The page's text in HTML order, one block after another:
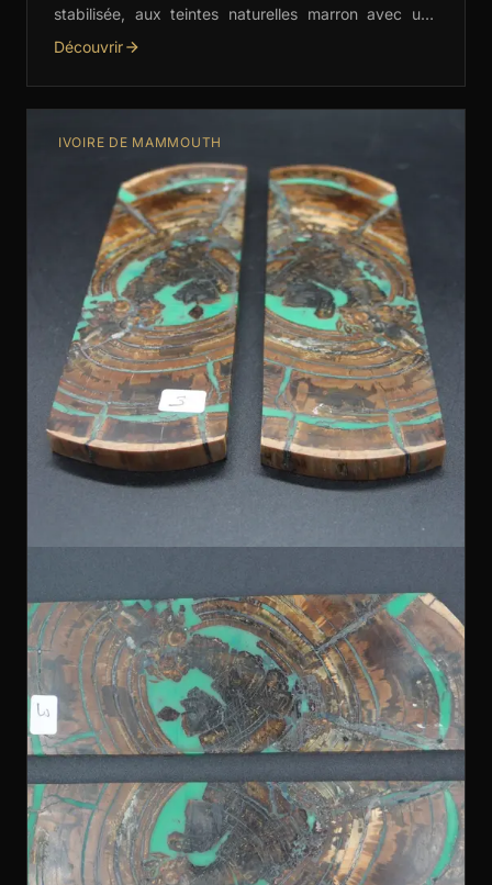
stabilisée, aux teintes naturelles marron avec une
subtile incrustation de vert. Parfaite pour les
Découvrir
IVOIRE DE MAMMOUTH